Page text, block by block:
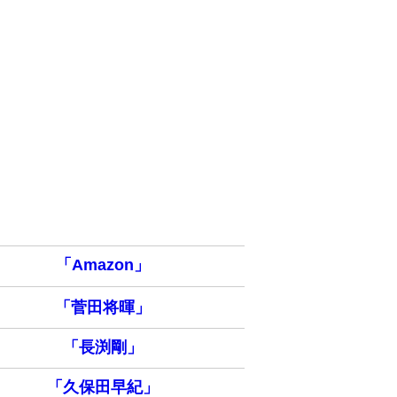
「Amazon」
「菅田将暉」
「長渕剛」
「久保田早紀」